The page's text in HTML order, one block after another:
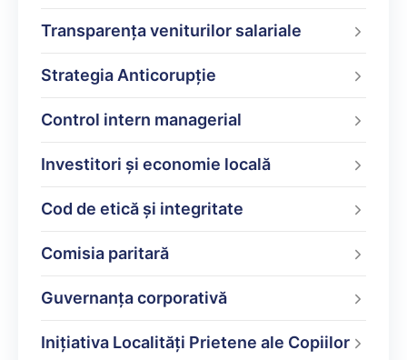
Transparența veniturilor salariale
Strategia Anticorupție
Control intern managerial
Investitori și economie locală
Cod de etică și integritate
Comisia paritară
Guvernanța corporativă
Inițiativa Localități Prietene ale Copiilor